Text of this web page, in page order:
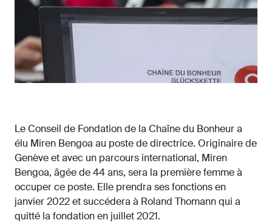
Le Conseil de Fondation de la Chaîne du Bonheur a
élu Miren Bengoa au poste de directrice. Originaire de
Genève et avec un parcours international, Miren
Bengoa, âgée de 44 ans, sera la première femme à
occuper ce poste. Elle prendra ses fonctions en
janvier 2022 et succédera à Roland Thomann qui a
quitté la fondation en juillet 2021.